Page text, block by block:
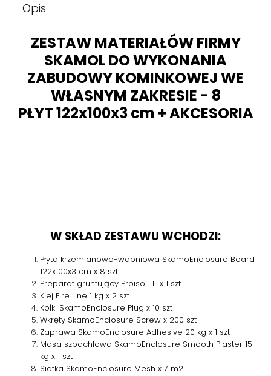
Opis
ZESTAW MATERIAŁÓW FIRMY
SKAMOL DO WYKONANIA
ZABUDOWY KOMINKOWEJ WE
WŁASNYM ZAKRESIE - 8
PŁYT 122x100x3 cm + AKCESORIA
W SKŁAD ZESTAWU WCHODZI:
Płyta krzemianowo-wapniowa SkamoEnclosure Board
122x100x3 cm x 8 szt
Preparat gruntujący Proisol 1L x 1 szt
Klej Fire Line 1 kg x 2 szt
Kołki SkamoEnclosure Plug x 10 szt
Wkręty SkamoEnclosure Screw x 200 szt
Zaprawa SkamoEnclosure Adhesive 20 kg x 1 szt
Masa szpachlowa SkamoEnclosure Smooth Plaster 15
kg x 1 szt
Siatka SkamoEnclosure Mesh x 7 m2